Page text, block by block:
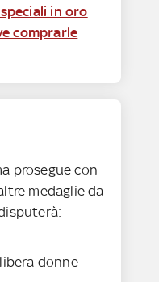
in oro
comprarle
prosegue con
medaglie da
donne